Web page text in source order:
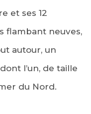
et ses 12
flambant neuves,
autour, un
l’un, de taille
du Nord.